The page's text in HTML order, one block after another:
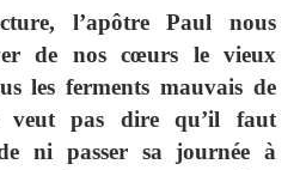
l’apôtre Paul nous
de nos cœurs le vieux
les ferments mauvais de
veut pas dire qu’il faut
ni passer sa journée à